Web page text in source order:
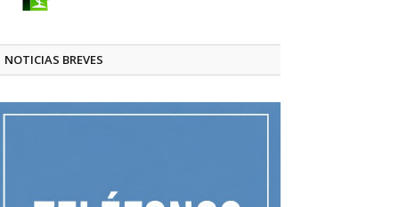
NOTICIAS BREVES